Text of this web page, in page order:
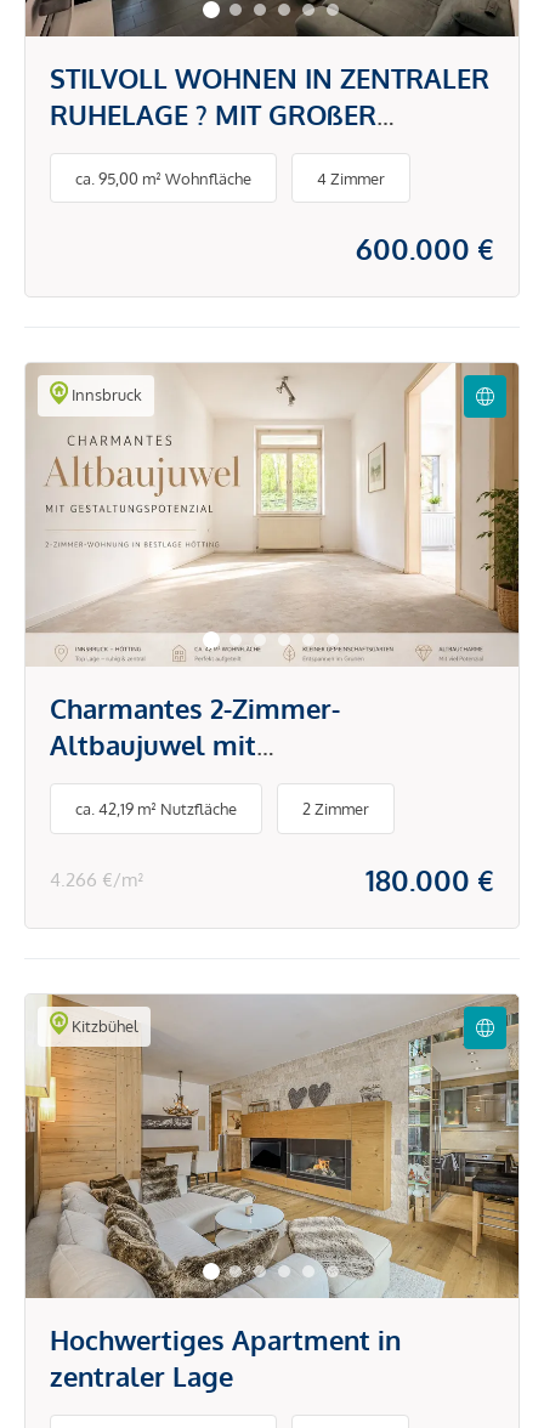
STILVOLL WOHNEN IN ZENTRALER
RUHELAGE ? MIT GROßER
TERRASSE & BEGEHBAREM
SCHRANK
ca. 95,00 m² Wohnfläche 4 Zimmer
600.000 €
Innsbruck
Charmantes 2-Zimmer-
Altbaujuwel mit
Gestaltungspotenzial in Bestlage
Hötting
ca. 42,19 m² Nutzfläche 2 Zimmer
4.266 €/m² 180.000 €
Kitzbühel
Hochwertiges Apartment in
zentraler Lage